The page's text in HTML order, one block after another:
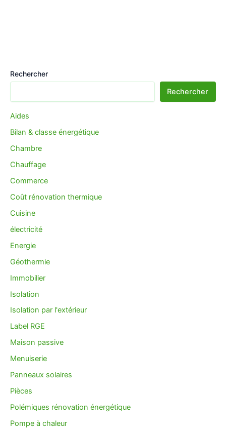
Rechercher
Rechercher
Aides
Bilan & classe énergétique
Chambre
Chauffage
Commerce
Coût rénovation thermique
Cuisine
électricité
Energie
Géothermie
Immobilier
Isolation
Isolation par l'extérieur
Label RGE
Maison passive
Menuiserie
Panneaux solaires
Pièces
Polémiques rénovation énergétique
Pompe à chaleur